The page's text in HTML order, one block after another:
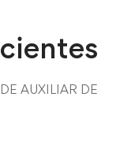
AUXILIAR DE